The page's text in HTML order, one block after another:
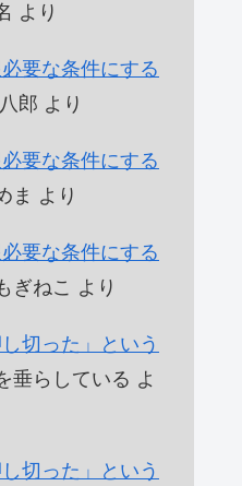
より
要な条件にする
郎 より
要な条件にする
ま より
要な条件にする
ぎねこ より
切った」という
垂らしている よ
切った」という